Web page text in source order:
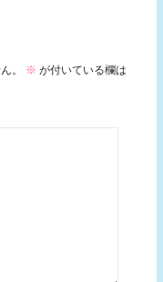
。 ※ が付いている欄は